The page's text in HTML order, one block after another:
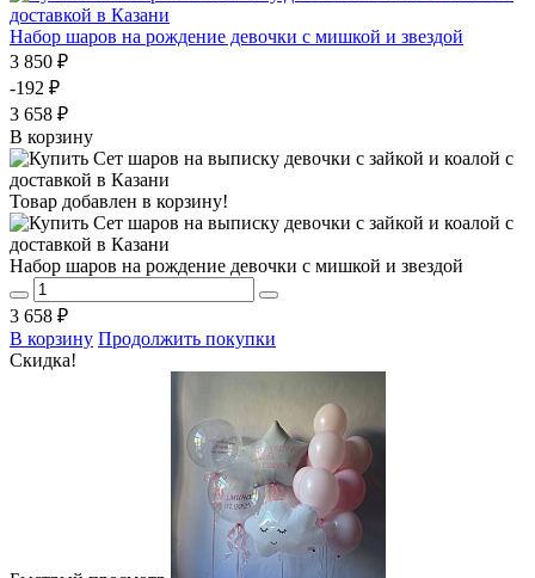
Набор шаров на рождение девочки с мишкой и звездой
3 850 ₽
-192 ₽
3 658 ₽
В корзину
Товар добавлен в корзину!
Набор шаров на рождение девочки с мишкой и звездой
3 658 ₽
В корзину Продолжить покупки
Скидка!